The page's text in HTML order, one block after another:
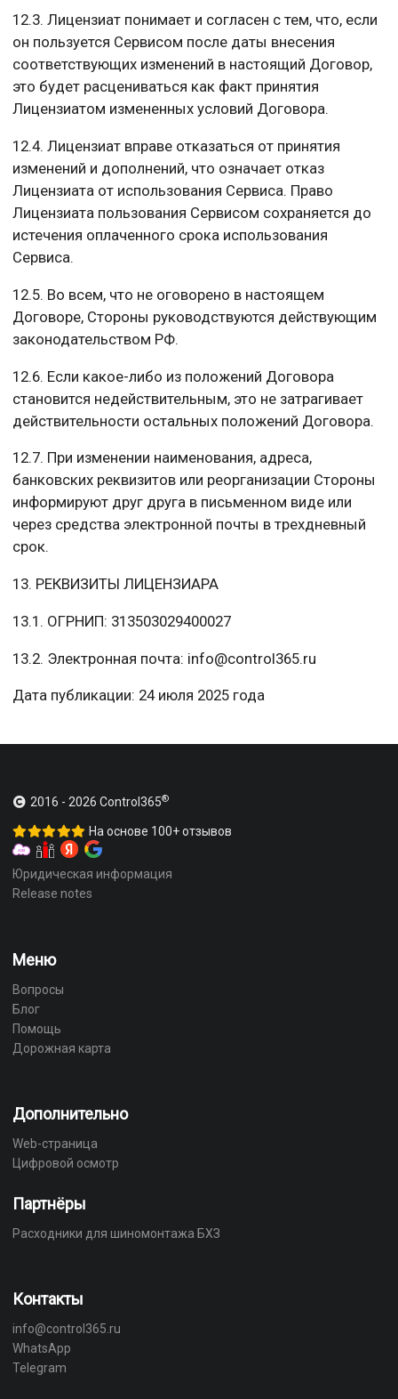
12.3. Лицензиат понимает и согласен с тем, что, если
он пользуется Сервисом после даты внесения
соответствующих изменений в настоящий Договор,
это будет расцениваться как факт принятия
Лицензиатом измененных условий Договора.
12.4. Лицензиат вправе отказаться от принятия
изменений и дополнений, что означает отказ
Лицензиата от использования Сервиса. Право
Лицензиата пользования Сервисом сохраняется до
истечения оплаченного срока использования
Сервиса.
12.5. Во всем, что не оговорено в настоящем
Договоре, Стороны руководствуются действующим
законодательством РФ.
12.6. Если какое-либо из положений Договора
становится недействительным, это не затрагивает
действительности остальных положений Договора.
12.7. При изменении наименования, адреса,
банковских реквизитов или реорганизации Стороны
информируют друг друга в письменном виде или
через средства электронной почты в трехдневный
срок.
13. РЕКВИЗИТЫ ЛИЦЕНЗИАРА
13.1. ОГРНИП: 313503029400027
13.2. Электронная почта: info@control365.ru
Дата публикации: 24 июля 2025 года
2016 -2026 Control365®
На основе 100+ отзывов
Юридическая информация
Release notes
Меню
Вопросы
Блог
Помощь
Дорожная карта
Дополнительно
Web-страница
Цифровой осмотр
Партнёры
Расходники для шиномонтажа БХЗ
Контакты
info@control365.ru
WhatsApp
Telegram